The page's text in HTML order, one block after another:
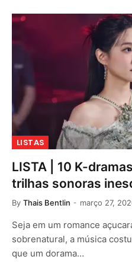
LISTAS
LISTA | 10 K-
trilhas sonoras
By Thais Bentlin março 27,
Seja em um romance
sobrenatural, a música
que um dorama…